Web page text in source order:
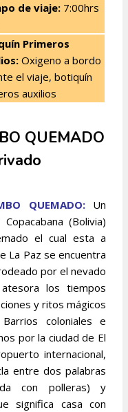
de viaje: 7:00hrs
Primeros
Oxigeno a bordo
el viaje, botiquín
auxilios
QUEMADO
QUEMADO:Un
(Bolivia)
el cual esta a
La Paz se encuentra
por el nevado
los tiempos
y ritos mágicos
coloniales e
por la ciudad de El
internacional,
entre dos palabras
con polleras) y
significa casa con